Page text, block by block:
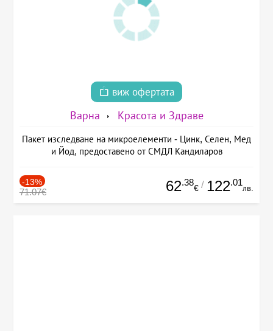
виж офертата
Варна Красота и Здраве
Пакет изследване на микроелементи - Цинк, Селен, Мед
и Йод, предоставено от СМДЛ Кандиларов
-13%
71.07€ 62.38
€ / 122.01
лв.